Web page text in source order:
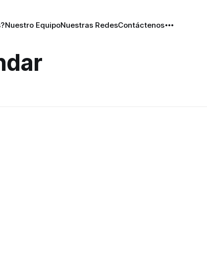
Nuestro EquipoNuestras RedesContáctenos